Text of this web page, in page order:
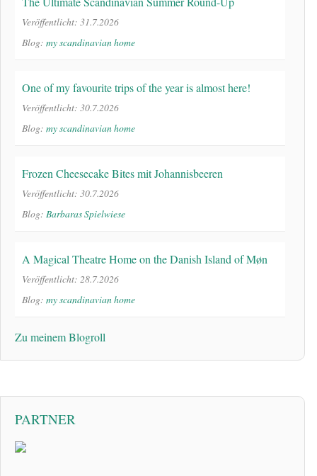
Veröffentlicht: 31.7.2026
Blog: my scandinavian home
One of my favourite trips of the year is almost here!
Veröffentlicht: 30.7.2026
Blog: my scandinavian home
Frozen Cheesecake Bites mit Johannisbeeren
Veröffentlicht: 30.7.2026
Blog: Barbaras Spielwiese
A Magical Theatre Home on the Danish Island of Møn
Veröffentlicht: 28.7.2026
Blog: my scandinavian home
Zu meinem Blogroll
PARTNER